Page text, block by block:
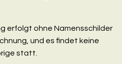
erfolgt ohne Namensschilder
und es findet keine
statt.